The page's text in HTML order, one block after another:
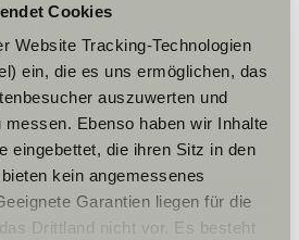
Cookies
Website Tracking-Technologien
ein, die es uns ermöglichen, das
auszuwerten und
Ebenso haben wir Inhalte
eingebettet, die ihren Sitz in den
kein angemessenes
Garantien liegen für die
Drittland nicht vor. Es besteht
PFLEGEN